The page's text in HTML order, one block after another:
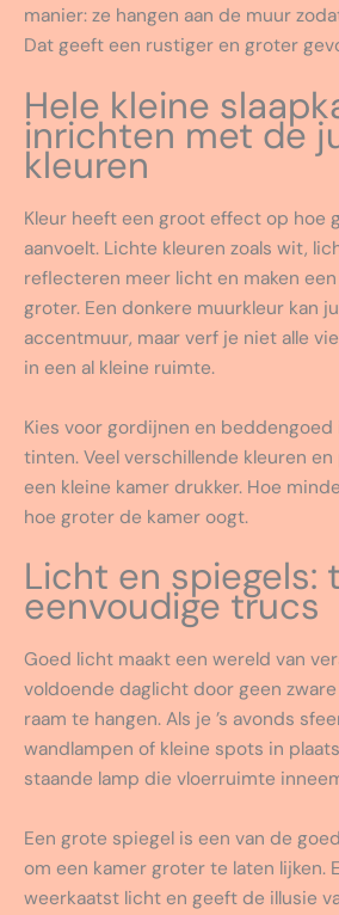
manier: ze hangen aan de muur
Dat geeft een rustiger en groter
Hele kleine
inrichten met de
kleuren
Kleur heeft een groot effect op hoe
aanvoelt. Lichte kleuren zoals wit,
reflecteren meer licht en maken
groter. Een donkere muurkleur kan
accentmuur, maar verf je niet alle
in een al kleine ruimte.
Kies voor gordijnen en
tinten. Veel verschillende kleuren
een kleine kamer drukker. Hoe
hoe groter de kamer oogt.
Licht en spiegels:
eenvoudige trucs
Goed licht maakt een wereld van
voldoende daglicht door geen
raam te hangen. Als je ’s avonds
wandlampen of kleine spots in
staande lamp die vloerruimte
Een grote spiegel is een van de
om een kamer groter te laten lijken.
weerkaatst licht en geeft de illusie